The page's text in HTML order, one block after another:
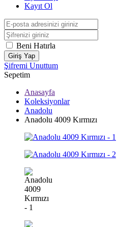
Kayıt Ol
Beni Hatırla
Giriş Yap
Şifremi Unuttum
Sepetim
Anasayfa
Koleksiyonlar
Anadolu
Anadolu 4009 Kırmızı